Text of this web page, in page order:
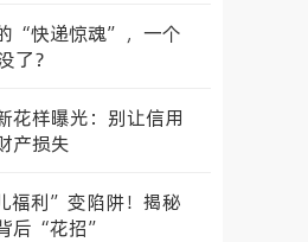
“快递惊魂”，一个
了？
花样曝光：别让信用
产损失
福利”变陷阱！揭秘
后“花招”